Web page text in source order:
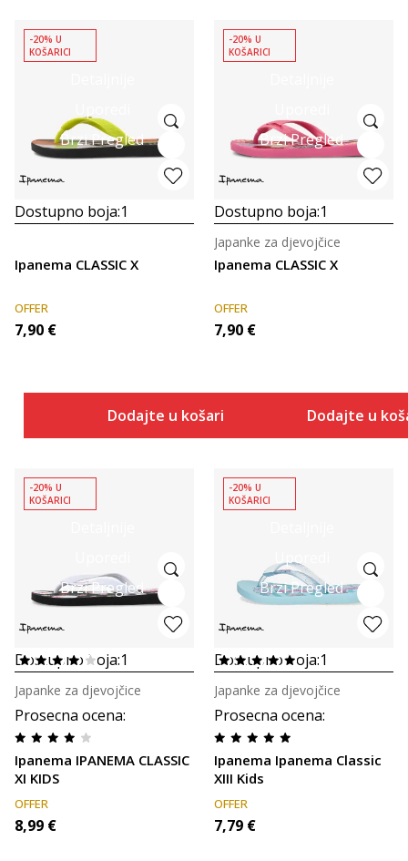
Brzi Pregled
-20% U
KOŠARICI
Dostupno boja:1
Ipanema CLASSIC X
OFFER
7,90 €
Dodajte u košaricu
Brzi Pregled
-20% U
KOŠARICI
Dostupno boja:1
Ipanema CLASSIC X
Japanke za djevojčice
OFFER
7,90 €
Dodajte u
Brzi Pregled
-20% U
KOŠARICI
Dostupno boja:1
Prosecna ocena:
Ipanema IPANEMA CLASSIC
XI KIDS
Japanke za djevojčice
OFFER
8,99 €
Uporedi
Brzi Pregled
-20% U
KOŠARICI
Dostupno boja:1
Prosecna ocena:
Ipanema Ipanema Classic
XIII Kids
Japanke za djevojčice
OFFER
7,79 €